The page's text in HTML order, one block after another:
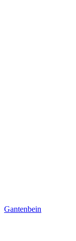
Gantenbein